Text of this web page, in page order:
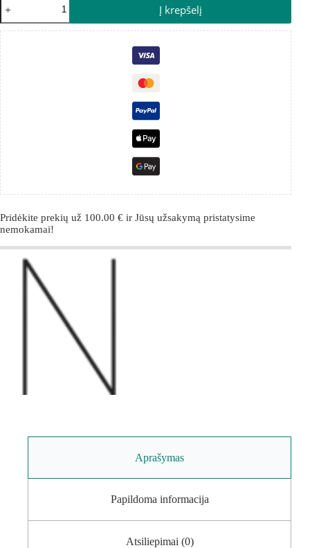
Į krepšelį
Pridėkite prekių už 100.00 € ir Jūsų užsakymą pristatysime
nemokamai!
Aprašymas
Papildoma informacija
Atsiliepimai (0)